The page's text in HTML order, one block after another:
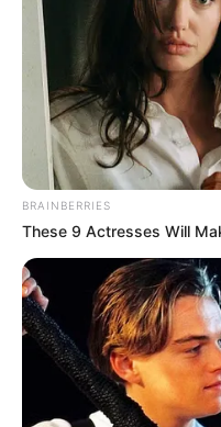
BRAINBERRIES
These 9 Actresses Will